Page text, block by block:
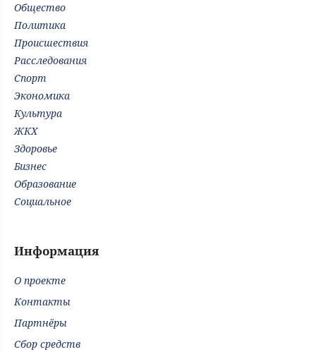
Общество
Политика
Происшествия
Расследования
Спорт
Экономика
Культура
ЖКХ
Здоровье
Бизнес
Образование
Социальное
Информация
О проекте
Контакты
Партнёры
Сбор средств